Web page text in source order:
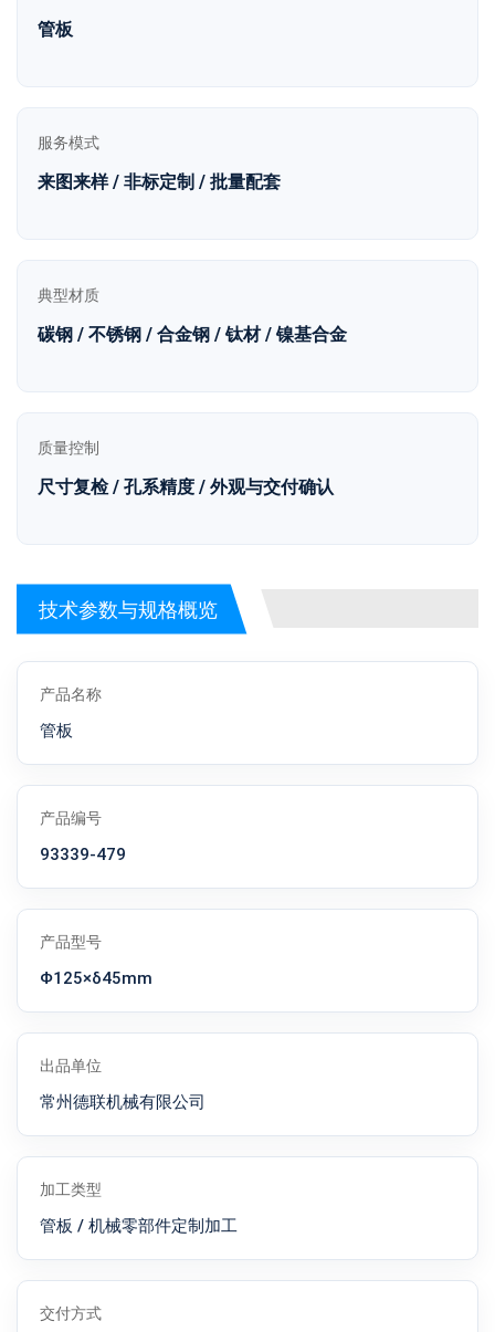
管板
服务模式
来图来样 / 非标定制 / 批量配套
典型材质
碳钢 / 不锈钢 / 合金钢 / 钛材 / 镍基合金
质量控制
尺寸复检 / 孔系精度 / 外观与交付确认
技术参数与规格概览
产品名称
管板
产品编号
93339-479
产品型号
Φ125×δ45mm
出品单位
常州德联机械有限公司
加工类型
管板 / 机械零部件定制加工
交付方式